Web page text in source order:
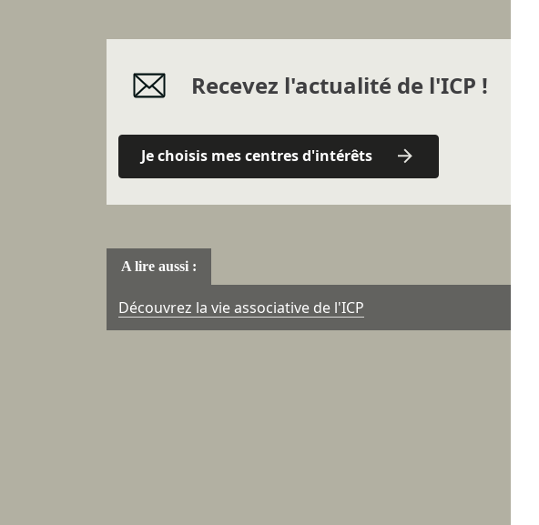
Recevez l'actualité de l'ICP !
Je choisis mes centres d'intérêts
A lire aussi :
Découvrez la vie associative de l'ICP